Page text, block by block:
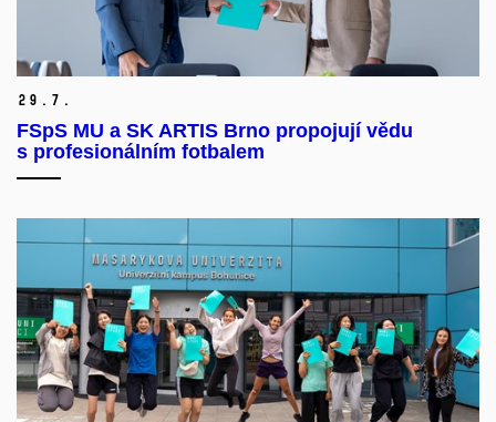
29. 7.
FSpS MU a SK ARTIS Brno propojují vědu
s profesionálním fotbalem